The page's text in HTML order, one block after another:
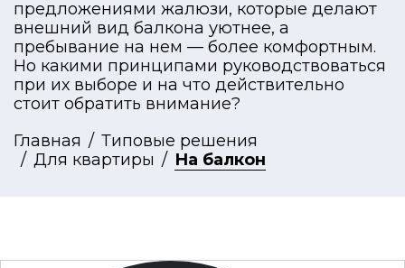
предложениями жалюзи, которые делают
внешний вид балкона уютнее, а
пребывание на нем — более комфортным.
Но какими принципами руководствоваться
при их выборе и на что действительно
стоит обратить внимание?
Главная
Типовые решения
Для квартиры
На балкон